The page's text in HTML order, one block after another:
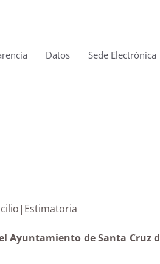
Datos Sede Electrónica
domicilio|Estimatoria
Ayuntamiento de Santa Cruz